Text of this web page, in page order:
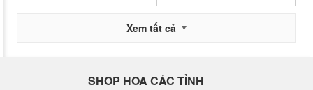
Xem tất cả
SHOP HOA CÁC TỈNH